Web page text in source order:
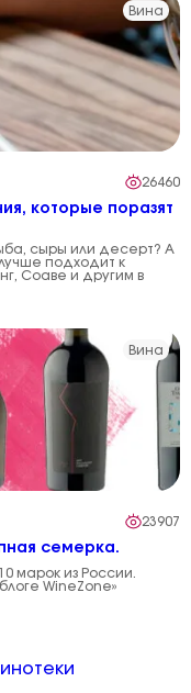
Вина
26460
которые поразят
сыры или десерт? А
подходит к
Соаве и другим в
Вина
23907
семерка.
марок из России.
WineZone»